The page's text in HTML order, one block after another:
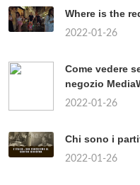
Where is the
2022-01-26
Come vedere
negozio
2022-01-26
Chi sono i
2022-01-26